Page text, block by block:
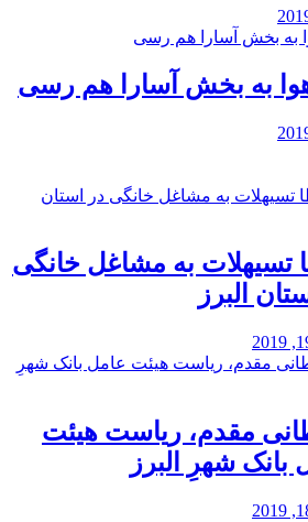
هوا به بخش آسارا هم رسی
تسیهلات به مشاغل خانگی
البرز
مقدم، ریاست هیئت
بانک شهرِ البرز